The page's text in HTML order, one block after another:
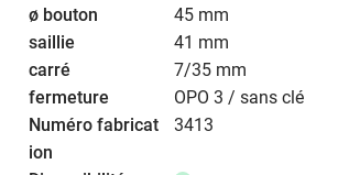
45 mm
41 mm
7/35 mm
OPO 3 / sans clé
3413